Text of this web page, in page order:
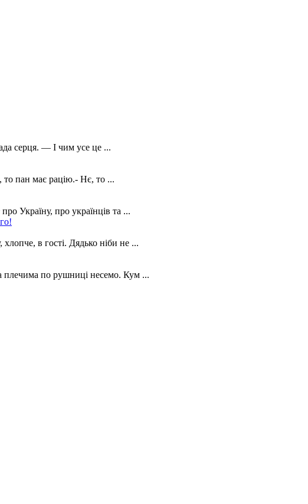
серця. — І чим усе це ...
то пан має рацію.- Нє, то ...
Україну, про українців та ...
в гості. Дядько ніби не ...
по рушниці несемо. Кум ...